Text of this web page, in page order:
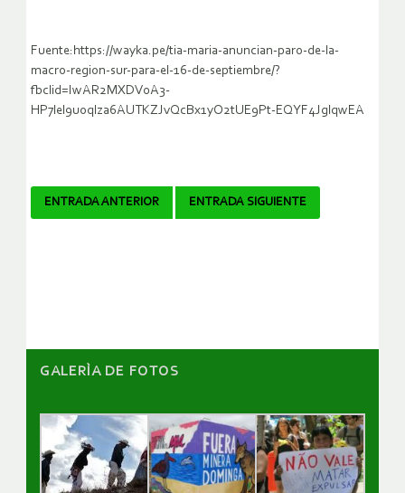
Fuente:https://wayka.pe/tia-maria-anuncian-paro-de-la-
macro-region-sur-para-el-16-de-septiembre/?
fbclid=IwAR2MXDV0A3-
HP7lel9uoqlza6AUTKZJvQcBx1yO2tUE9Pt-EQYF4JglqwEA
Navegador
ENTRADA ANTERIOR ENTRADA SIGUIENTE
GALERÌA DE FOTOS